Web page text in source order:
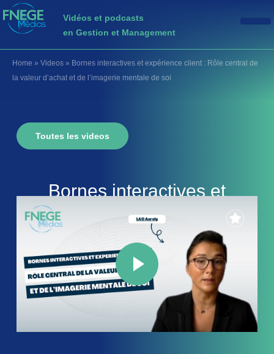
Vidéos et podcasts
en Gestion et Management
Home » Videos » Bornes interactives et expérience client : Rôle central de
la valeur d’achat et de l’imagerie mentale de soi
Toutes les videos
Bornes interactives et
expérience client : Rôle
central de la valeur d’achat
et de l’imagerie mentale de
soi